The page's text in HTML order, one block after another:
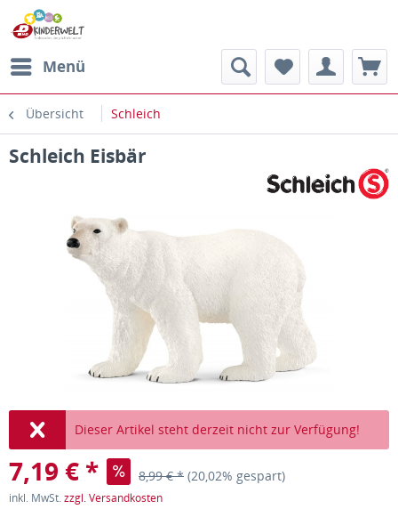
Menü
Übersicht Schleich
Schleich Eisbär
Dieser Artikel steht derzeit nicht zur Verfügung!
7,19 € * 8,99 € * (20,02% gespart)
inkl. MwSt.zzgl. Versandkosten